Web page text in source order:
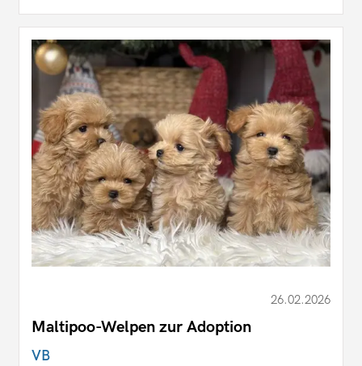
26.02.2026
Maltipoo-Welpen zur Adoption
VB